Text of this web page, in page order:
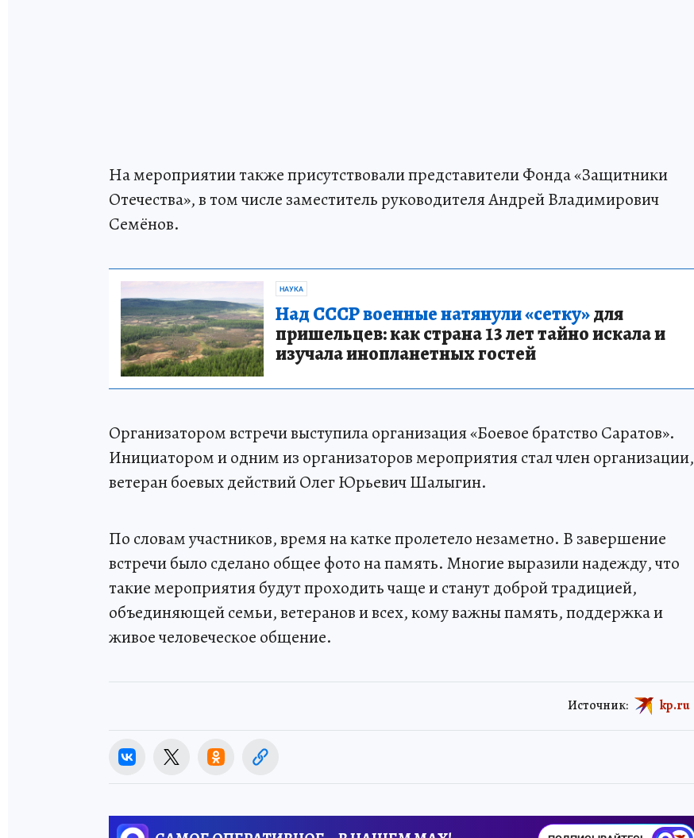
На мероприятии также присутствовали представители Фонда «Защитники
Отечества», в том числе заместитель руководителя Андрей Владимирович
Семёнов.
НАУКА
Над СССР военные натянули «сетку»для
пришельцев: как страна 13 лет тайно искала и
изучала инопланетных гостей
Организатором встречи выступила организация «Боевое братство Саратов».
Инициатором и одним из организаторов мероприятия стал член организации,
ветеран боевых действий Олег Юрьевич Шалыгин.
По словам участников, время на катке пролетело незаметно. В завершение
встречи было сделано общее фото на память. Многие выразили надежду, что
такие мероприятия будут проходить чаще и станут доброй традицией,
объединяющей семьи, ветеранов и всех, кому важны память, поддержка и
живое человеческое общение.
Источник: kp.ru